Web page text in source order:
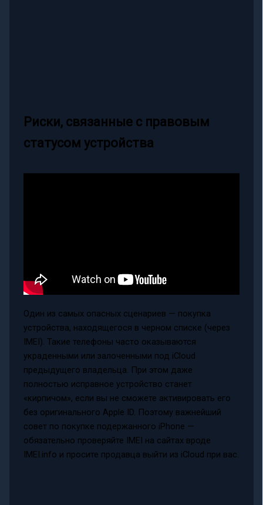
Риски, связанные с правовым
статусом устройства
Один из самых опасных сценариев — покупка
устройства, находящегося в черном списке (через
IMEI). Такие телефоны часто оказываются
украденными или залоченными под iCloud
предыдущего владельца. При этом даже
полностью исправное устройство станет
«кирпичом», если вы не сможете активировать его
без оригинального Apple ID. Поэтому важнейший
совет по покупке подержанного iPhone —
обязательно проверяйте IMEI на сайтах вроде
IMEI.info и просите продавца выйти из iCloud при вас.